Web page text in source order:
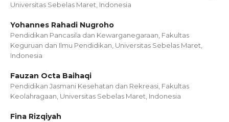
Universitas Sebelas Maret, Indonesia
Yohannes Rahadi Nugroho
Pendidikan Pancasila dan Kewarganegaraan, Fakultas
Keguruan dan Ilmu Pendidikan, Universitas Sebelas Maret,
Indonesia
Fauzan Octa Baihaqi
Pendidikan Jasmani Kesehatan dan Rekreasi, Fakultas
Keolahragaan, Universitas Sebelas Maret, Indonesia
Fina Rizqiyah